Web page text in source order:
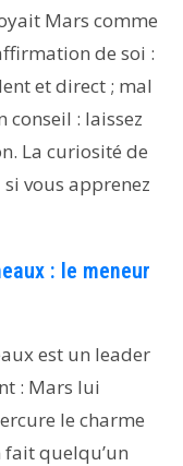
Mars comme
de soi :
et direct ; mal
: laissez
La curiosité de
vous apprenez
: le meneur
est un leader
: Mars lui
le charme
quelqu’un